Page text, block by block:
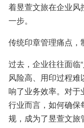
着昱萱文旅在企业
一步。
传统印章管理痛点，
过去，企业往往面临
风险高、用印过程
响了业务效率。对于
行业而言，如何确保
规，成为了昱萱文旅